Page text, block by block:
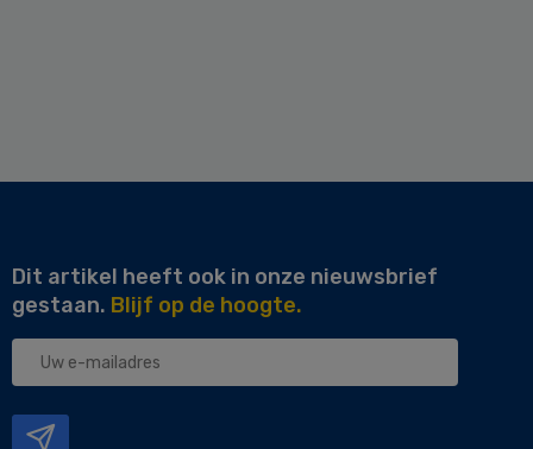
Dit artikel heeft ook in onze nieuwsbrief
gestaan. Blijf op de hoogte.
Uw